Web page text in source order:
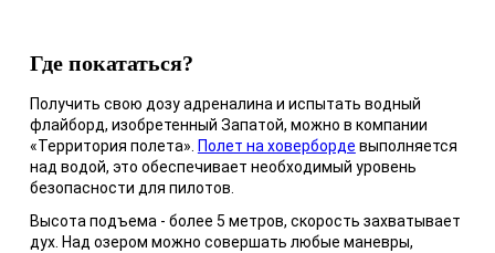
Где покататься?
Получить свою дозу адреналина и испытать водный
флайборд, изобретенный Запатой, можно в компании
«Территория полета». Полет на ховерборде выполняется
над водой, это обеспечивает необходимый уровень
безопасности для пилотов.
Высота подъема - более 5 метров, скорость захватывает
дух. Над озером можно совершать любые маневры,